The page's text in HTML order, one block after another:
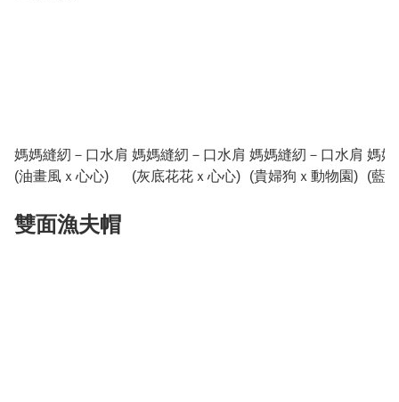
媽媽縫紉－口水肩
(油畫風ｘ心心)
媽媽縫紉－口水肩
(灰底花花ｘ心心)
媽媽縫紉－口水肩
(貴婦狗ｘ動物園)
媽媽
(藍
雙面漁夫帽